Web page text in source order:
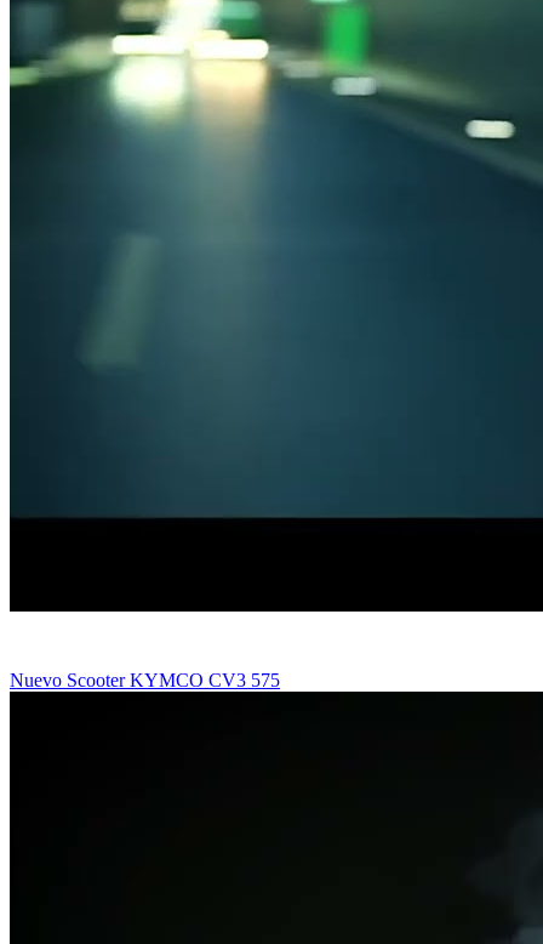
Nuevo Scooter KYMCO CV3 575